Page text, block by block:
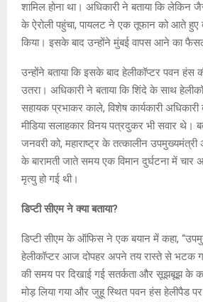
शामिल होना था। अधिकारी ने बताया कि लेकिन
के ऐरोली पहुंचा, पायलट ने एक तूफान को आते
किया। इसके बाद उन्होंने मुंबई वापस आने का
उन्होंने बताया कि इसके बाद हेलीकॉप्टर पवन हंस
उतरा। अधिकारी ने बताया कि शिंदे के साथ
सहायक प्रभाकर काले, विशेष कार्यकारी
मीडिया सलाहकार विनय पत्रदुकर भी सवार थे।
जनवरी को, महाराष्ट्र के तत्कालीन
के बारामती जाते समय एक विमान दुर्घटना में
मृत्यु हो गई थी।
डिप्टी सीएम ने क्या बताया?
डिप्टी सीएम के ऑफिस ने एक बयान में कहा,
हेलीकॉप्टर आज दोपहर अपने तय रास्ते से भटक
की समय पर दिखाई गई सतर्कता और सूझबूझ के
मोड़ लिया गया और जुहू स्थित पवन हंस हेलीपैड